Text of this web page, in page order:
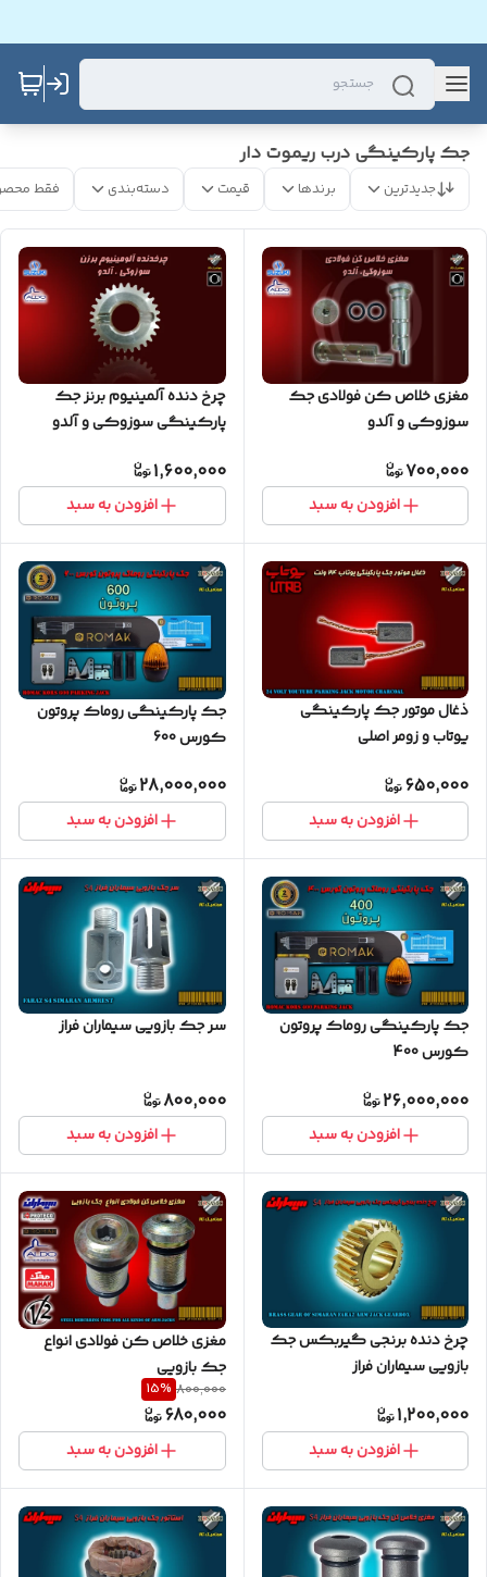
جک پارکینگی درب ریموت دار
جدیدترین برندها قیمت دسته‌بندی فقط
مغزی خلاص کن فولادی جک
سوزوکی و آلدو
700,000
افزودن به سبد
چرخ دنده آلمینیوم برنز جک
پارکینگی سوزوکی و آلدو
1,600,000
افزودن به سبد
ذغال موتور جک پارکینگی
یوتاب و زومر اصلی
650,000
افزودن به سبد
جک پارکینگی روماک پروتون
کورس 600
28,000,000
افزودن به سبد
جک پارکینگی روماک پروتون
کورس 400
26,000,000
افزودن به سبد
سر جک بازویی سیماران فراز
800,000
افزودن به سبد
چرخ دنده برنجی گیربکس جک
بازویی سیماران فراز
1,200,000
افزودن به سبد
مغزی خلاص کن فولادی انواع
جک بازویی
800,000
15%
680,000
افزودن به سبد